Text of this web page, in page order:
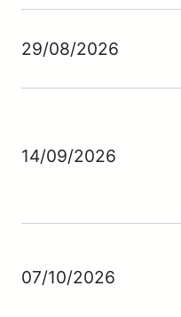
29/08/2026
14/09/2026
07/10/2026